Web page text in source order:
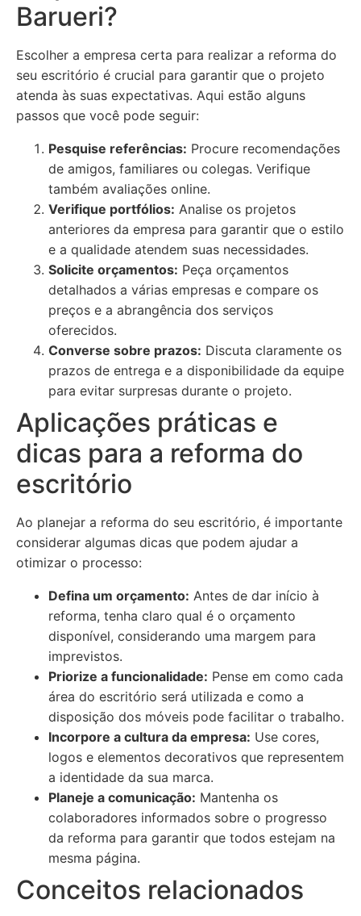
Barueri?
Escolher a empresa certa para realizar a reforma do
seu escritório é crucial para garantir que o projeto
atenda às suas expectativas. Aqui estão alguns
passos que você pode seguir:
Pesquise referências: Procure recomendações
de amigos, familiares ou colegas. Verifique
também avaliações online.
Verifique portfólios: Analise os projetos
anteriores da empresa para garantir que o estilo
e a qualidade atendem suas necessidades.
Solicite orçamentos: Peça orçamentos
detalhados a várias empresas e compare os
preços e a abrangência dos serviços
oferecidos.
Converse sobre prazos: Discuta claramente os
prazos de entrega e a disponibilidade da equipe
para evitar surpresas durante o projeto.
Aplicações práticas e
dicas para a reforma do
escritório
Ao planejar a reforma do seu escritório, é importante
considerar algumas dicas que podem ajudar a
otimizar o processo:
Defina um orçamento: Antes de dar início à
reforma, tenha claro qual é o orçamento
disponível, considerando uma margem para
imprevistos.
Priorize a funcionalidade: Pense em como cada
área do escritório será utilizada e como a
disposição dos móveis pode facilitar o trabalho.
Incorpore a cultura da empresa: Use cores,
logos e elementos decorativos que representem
a identidade da sua marca.
Planeje a comunicação: Mantenha os
colaboradores informados sobre o progresso
da reforma para garantir que todos estejam na
mesma página.
Conceitos relacionados